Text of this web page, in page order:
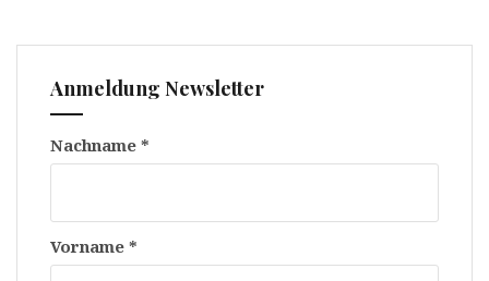
Anmeldung Newsletter
Nachname *
Vorname *